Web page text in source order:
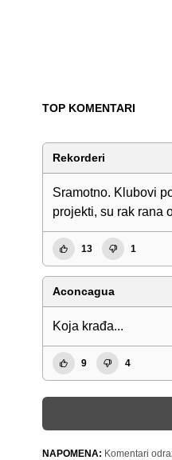
TOP KOMENTARI
Rekorderi
Sramotno. Klubovi
projekti, su rak rana
13 1
Aconcagua
Koja krađa...
9 4
NAPOMENA: Komentari